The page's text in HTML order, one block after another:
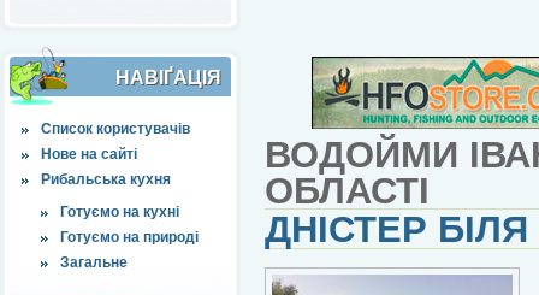
НАВІҐАЦІЯ
Список користувачів
Нове на сайті
Рибальська кухня
Готуємо на кухні
Готуємо на природі
Загальне
ВОДОЙМИ
ОБЛАСТІ
ДНІСТЕР